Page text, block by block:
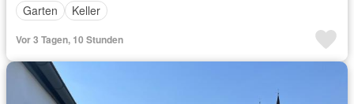
Garten
Keller
Vor 3 Tagen, 10 Stunden